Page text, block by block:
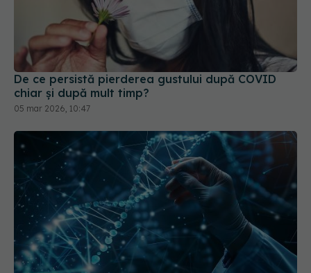
De ce persistă pierderea gustului după COVID
chiar și după mult timp?
05 mar 2026, 10:47